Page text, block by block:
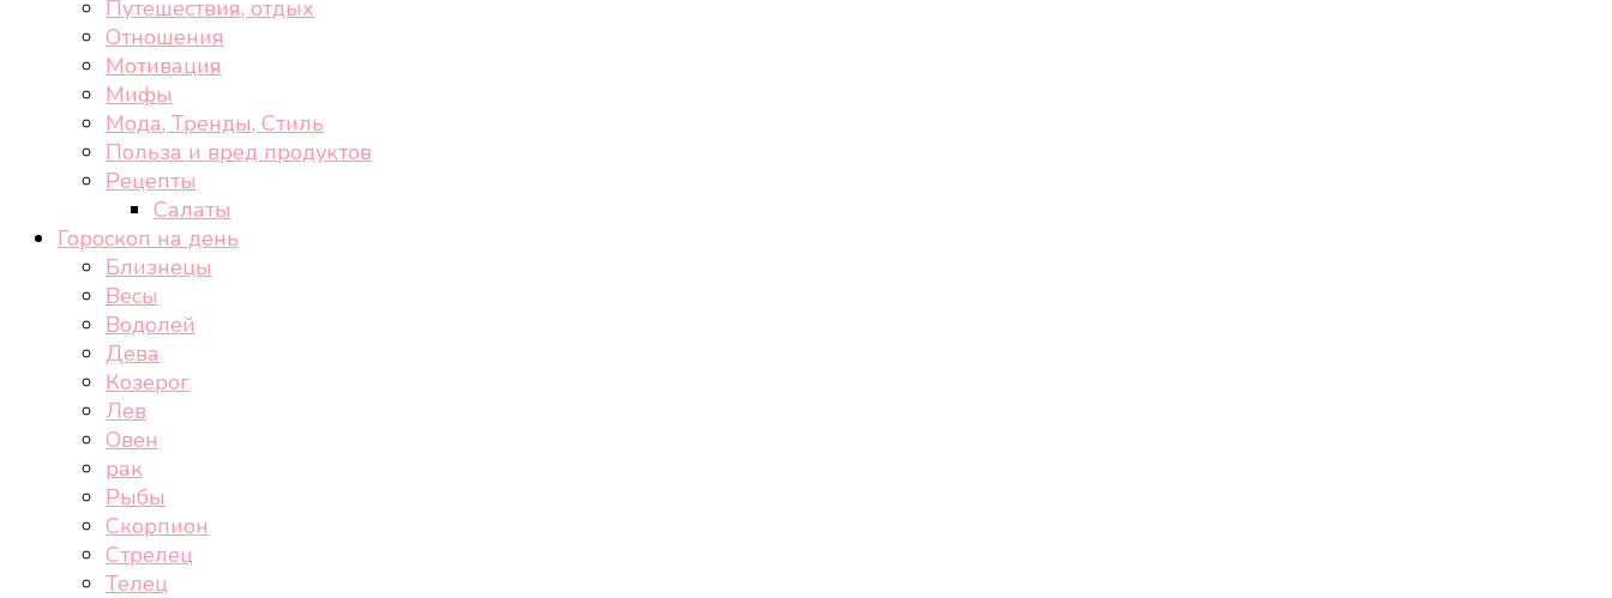
Путешествия, отдых
Отношения
Мотивация
Мифы
Мода, Тренды, Стиль
Польза и вред продуктов
Рецепты
Салаты
Гороскоп на день
Близнецы
Весы
Водолей
Дева
Козерог
Лев
Овен
рак
Рыбы
Скорпион
Стрелец
Телец